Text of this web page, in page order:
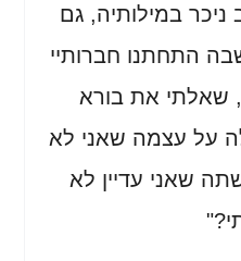
במילותיה, גם
התחתנו חברותיי
שאלתי את בורא
על עצמה שאני לא
שאני עדיין לא